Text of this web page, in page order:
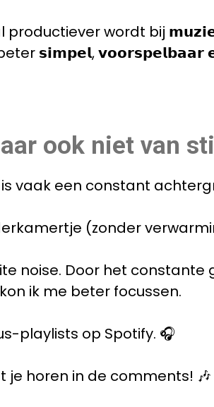
wordt bij
𝘀𝗶𝗺𝗽𝗲𝗹, 𝘃𝗼𝗼𝗿𝘀𝗽𝗲𝗹𝗯𝗮𝗮𝗿
ook niet van
vaak een constant
(zonder
noise. Door het
ik me beter focussen.
playlists op Spotify. 🎧
je horen in de comments! 🎶